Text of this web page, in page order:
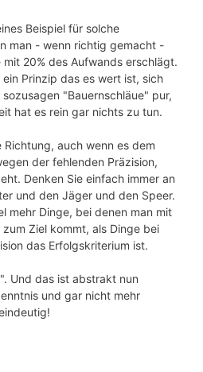
Beispiel für solche
man - wenn richtig gemacht -
20% des Aufwands erschlägt.
Prinzip das es wert ist, sich
"Bauernschläue" pur,
hat es rein gar nichts zu tun.
Richtung, auch wenn es dem
der fehlenden Präzision,
Denken Sie einfach immer an
und den Jäger und den Speer.
mehr Dinge, bei denen man mit
Ziel kommt, als Dinge bei
das Erfolgskriterium ist.
Und das ist abstrakt nun
und gar nicht mehr